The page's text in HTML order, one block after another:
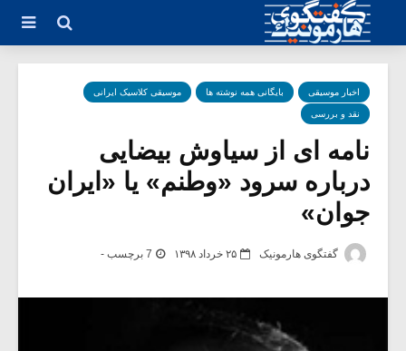
اخبار موسیقی بایگانی همه نوشته ها موسیقی کلاسیک ایرانی
نقد و بررسی
نامه ای از سیاوش بیضایی
درباره سرود «وطنم» یا «ایران
جوان»
گفتگوی هارمونیک ۲۵ خرداد ۱۳۹۸ 7 برچسب -